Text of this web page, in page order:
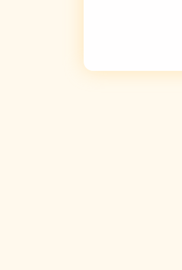
原宿・代々木コ
今回のアップデ
9/1以降すでに
影響もございま
ウォーキングを
変を感じた際は